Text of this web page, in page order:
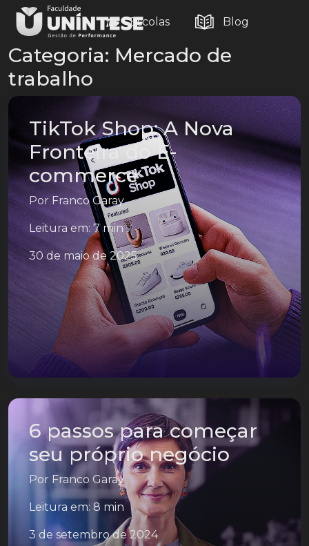
Escolas Blog
Categoria: Mercado de
trabalho
TikTok Shop: A Nova
Fronteira do E-
commerce
PorFranco Garay
Leitura em: 7 min
30 de maio de 2025
6 passos para começar
seu próprio negócio
Por Franco Garay
Leitura em: 8 min
3 de setembro de 2024